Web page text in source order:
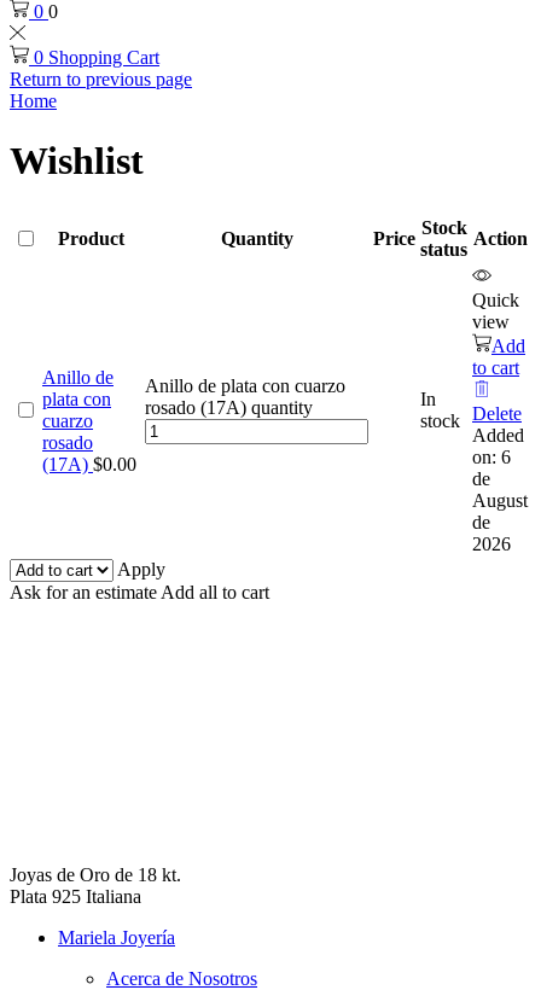
0 0
0 Shopping Cart
Return to previous page
Home
Wishlist
Product Quantity Price
Stock
status
Action
Anillo de
plata con
cuarzo
rosado
(17A) $0.00
Anillo de plata con cuarzo
rosado (17A) quantity
In
stock
Quick
view
Add
to cart
Delete
Added
on: 6
de
August
de
2026
Apply
Ask for an estimate Add all to cart
Joyas de Oro de 18 kt.
Plata 925 Italiana
Mariela Joyería
Acerca de Nosotros